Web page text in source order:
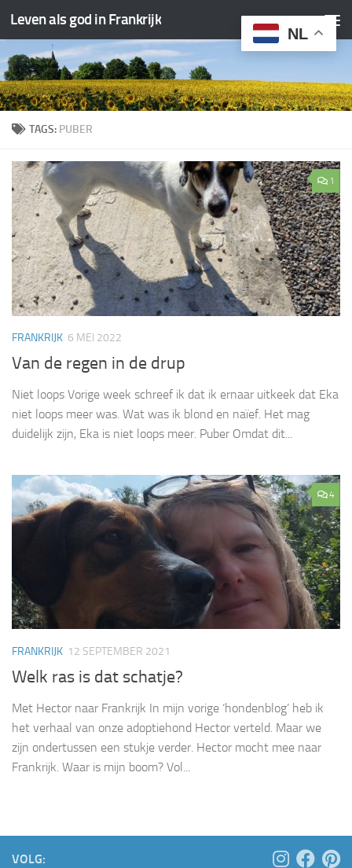
Doorgaan naar inhoud
Leven als god in Frankrijk
TAGS: PUBER
1
FRANKRIJK 6 MEI 2022
Van de regen in de drup
Niet loops Vorige week schreef ik dat ik ernaar uitkeek dat Eka
niet loops meer was. Wat was ik blond en naïef. Het mag
duidelijk zijn, Eka is niet loops meer. Puber Omdat dit...
4
FRANKRIJK 12 SEPTEMBER 2021
Welk ras is dat schatje?
Met Hector naar Frankrijk In mijn vorige ‘hondenblog’ heb ik
het verhaal van onze adoptiehond Hector verteld. Maar we
zijn ondertussen een stukje verder. Hector mocht mee naar
Frankrijk. Waar is mijn boom? Vol...
VOLG:
NL